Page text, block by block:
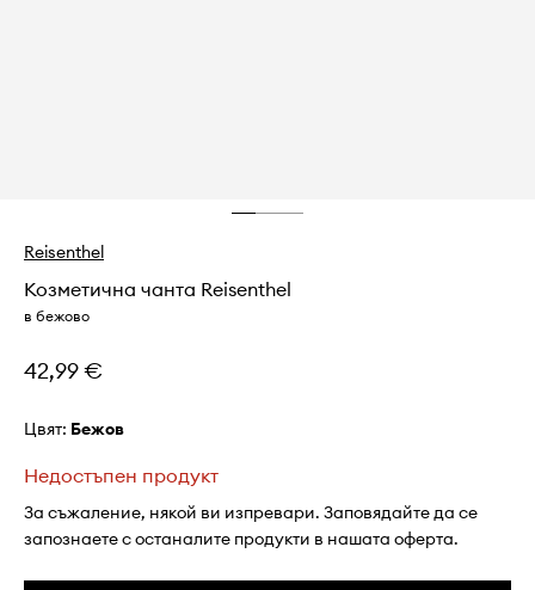
Reisenthel
Козметична чанта Reisenthel
в бежово
42,99 €
Цвят: бежов
Недостъпен продукт
За съжаление, някой ви изпревари. Заповядайте да се
запознаете с останалите продукти в нашата оферта.